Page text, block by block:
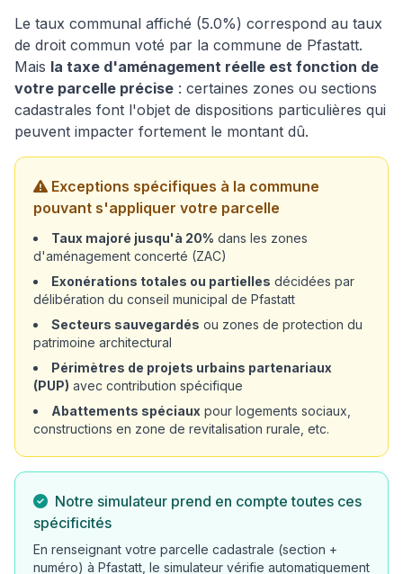
Le taux communal affiché (5.0%) correspond au taux
de droit commun voté par la commune de Pfastatt.
Mais la taxe d'aménagement réelle est fonction de
votre parcelle précise : certaines zones ou sections
cadastrales font l'objet de dispositions particulières qui
peuvent impacter fortement le montant dû.
Exceptions spécifiques à la commune
pouvant s'appliquer votre parcelle
Taux majoré jusqu'à 20% dans les zones
d'aménagement concerté (ZAC)
Exonérations totales ou partielles décidées par
délibération du conseil municipal de Pfastatt
Secteurs sauvegardés ou zones de protection du
patrimoine architectural
Périmètres de projets urbains partenariaux
(PUP) avec contribution spécifique
Abattements spéciaux pour logements sociaux,
constructions en zone de revitalisation rurale, etc.
Notre simulateur prend en compte toutes ces
spécificités
En renseignant votre parcelle cadastrale (section +
numéro) à Pfastatt, le simulateur vérifie automatiquement